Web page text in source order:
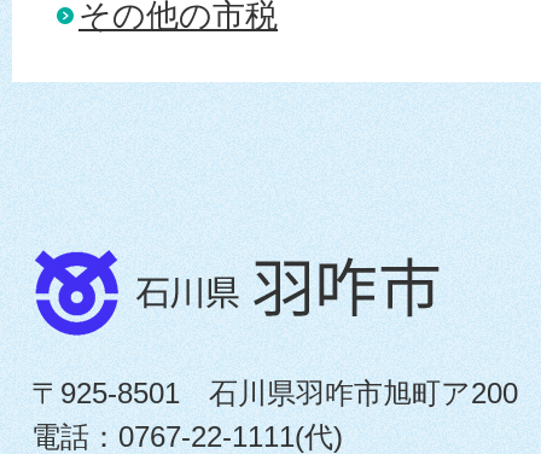
その他の市税
〒925-8501 石川県羽咋市旭町ア200
電話：0767-22-1111(代)